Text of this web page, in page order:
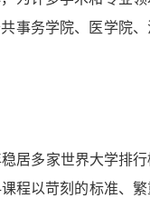
事务学院、医学院、
居多家世界大学排
程以苛刻的标准、繁